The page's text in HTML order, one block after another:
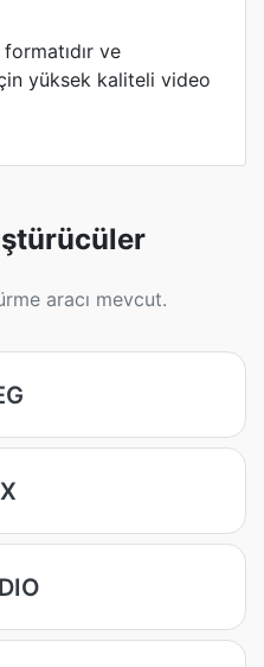
ve
yüksek kaliteli video
aracı mevcut.